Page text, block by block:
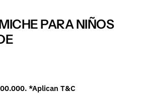
PARA NIÑOS
*Aplican T&C